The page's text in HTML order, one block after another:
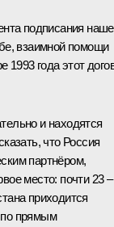
подписания
взаимной помощи
1993 года этот
и находятся
что Россия
партнёром,
место: почти 23 –
приходится
прямым